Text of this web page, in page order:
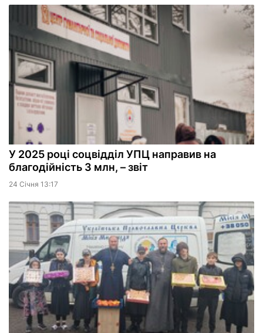
У 2025 році соцвідділ УПЦ направив на
благодійність 3 млн, – звіт
24 Сiчня 13:17